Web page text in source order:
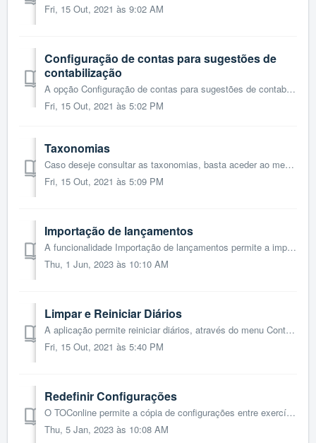
Fri, 15 Out, 2021 às 9:02 AM
Configuração de contas para sugestões de
contabilização
A opção Configuração de contas para sugestões de contabilização, disponível no menu Contabilidade > Configurações > Configuração de contas para su...
Fri, 15 Out, 2021 às 5:02 PM
Taxonomias
Caso deseje consultar as taxonomias, basta aceder ao menu Contabilidade > Configurações > Taxonomias. Recordamos que as taxonomias já se encontram ...
Fri, 15 Out, 2021 às 5:09 PM
Importação de lançamentos
A funcionalidade Importação de lançamentos permite a importação de registos contabilísticos a partir do ficheiro Excel, disponibilizado pelo TOConline. ...
Thu, 1 Jun, 2023 às 10:10 AM
Limpar e Reiniciar Diários
A aplicação permite reiniciar diários, através do menu Contabilidade > Configuração, selecionando a opção Limpar e Reiniciar Diários. É ...
Fri, 15 Out, 2021 às 5:40 PM
Redefinir Configurações
O TOConline permite a cópia de configurações entre exercícios fiscais do contabilista, ou seja, é permitido copiar as configurações da Declaração IES e...
Thu, 5 Jan, 2023 às 10:08 AM